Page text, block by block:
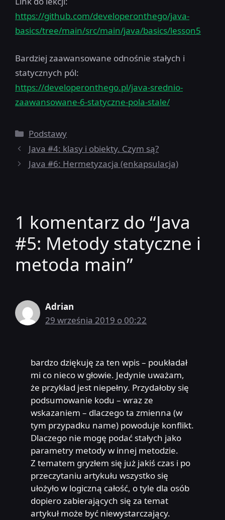
https://github.com/developeronthego/java-
basics/tree/main/src/main/java/basics/lesson5
Bardziej zaawansowane odnośnie stałych i
statycznych pól:
https://developeronthego.pl/java-srednio-
zaawansowane-6-statyczne-pola-stale/
Kategorie
Podstawy
Java #4: klasy i obiekty. Czym są?
Java #6: Hermetyzacja (enkapsulacja)
1 komentarz do “Java
#5: Metody statyczne i
metoda main”
Adrian
29 września 2019 o 00:22
bardzo dziękuję za ten wpis – poukładał
mi co nieco w głowie. Jedynie uważam,
że przykład jest niepełny. Przydałoby się
podsumowanie kodu – wraz ze
wskazaniem – dlaczego ta zmienna (w
tym przypadku name) powoduje konflikt.
Dlaczego nie mogę podać stałych jako
parametry metody w innej metodzie.
Z tematem gryzłem się już jakiś czas i po
przeczytaniu artykułu wszystko się
ułożyło w logiczną całość, o tyle dla osób
dopiero zabierających się za temat
artykuł może być niewystarczający.